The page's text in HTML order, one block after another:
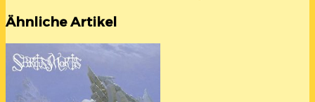
Ähnliche Artikel